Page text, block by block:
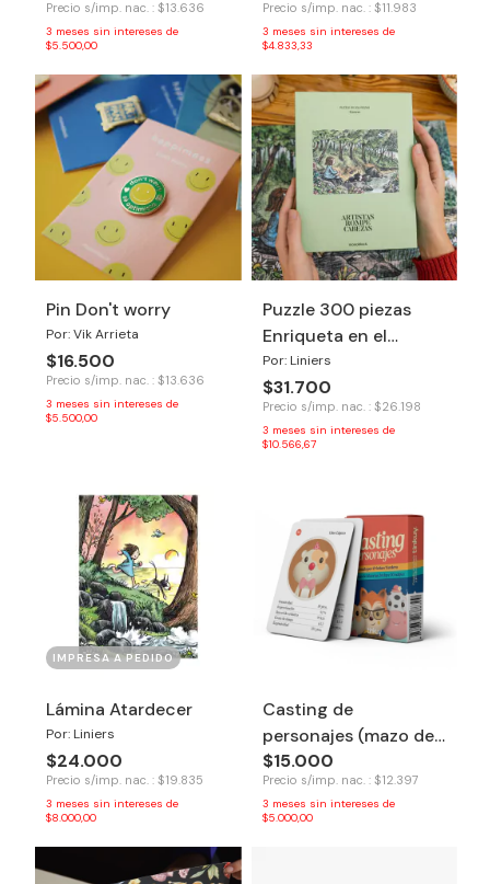
Precio s/imp. nac. : $13.636
3 meses sin intereses de
$5.500,00
Precio s/imp. nac. : $11.983
3 meses sin intereses de
$4.833,33
Pin Don't worry
Por: Vik Arrieta
$16.500
Precio s/imp. nac. : $13.636
3 meses sin intereses de
$5.500,00
Puzzle 300 piezas
Enriqueta en el
bosque
Por: Liniers
$31.700
Precio s/imp. nac. : $26.198
3 meses sin intereses de
$10.566,67
IMPRESA A PEDIDO
Lámina Atardecer
Por: Liniers
$24.000
Precio s/imp. nac. : $19.835
3 meses sin intereses de
$8.000,00
Casting de
personajes (mazo de
cartas) - Tinkuy
$15.000
Precio s/imp. nac. : $12.397
3 meses sin intereses de
$5.000,00